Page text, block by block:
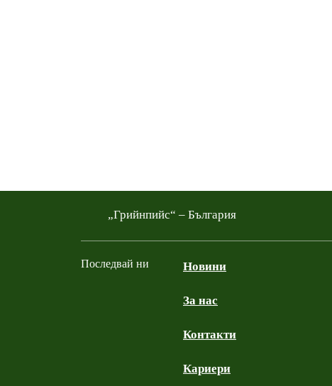
„Грийнпийс“ – България
Последвай ни Новини
За нас
Контакти
Кариери